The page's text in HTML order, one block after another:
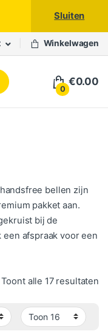
Sluiten
Winkelwagen
0
€0.00
bellen zijn
pakket aan.
bij de
een afspraak voor een
Toont alle 17 resultaten